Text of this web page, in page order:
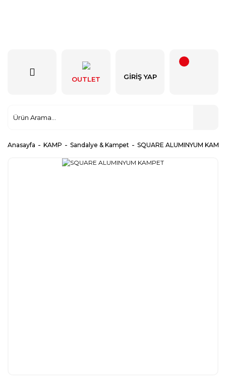
OUTLET GIRIŞ YAP
Anasayfa KAMP Sandalye & Kampet SQUARE ALUMINYUM